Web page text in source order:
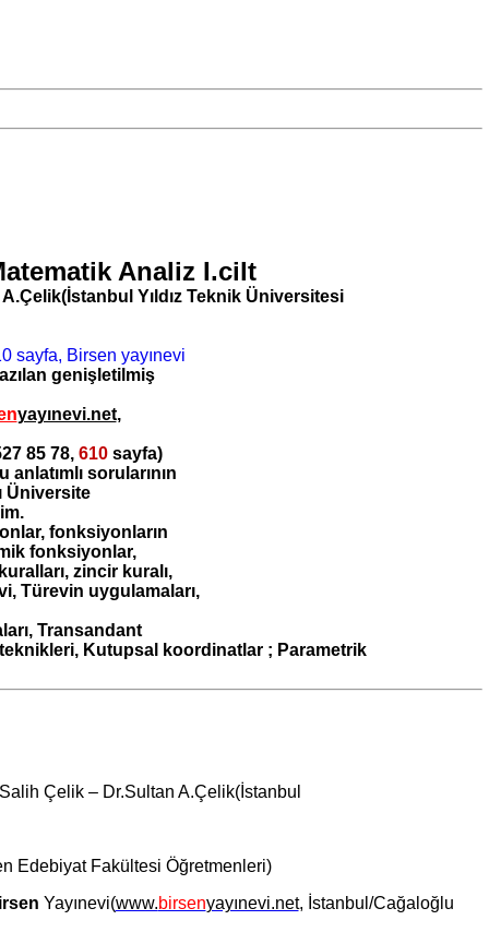
AnalizI.cilt
Yıldız Teknik Üniversitesi
genişletilmiş
yayınevi.net,
85 78, 610 sayfa)
sorularının
Üniversite
fonksiyonların
fonksiyonlar,
zincir kuralı,
Türevin uygulamaları,
Transandant
Kutupsal koordinatlar ; Parametrik
Çelik – Dr.Sultan A.Çelik(İstanbul
Edebiyat Fakültesi Öğretmenleri)
Yayınevi(www.birsenyayınevi.net, İstanbul/Cağaloğlu